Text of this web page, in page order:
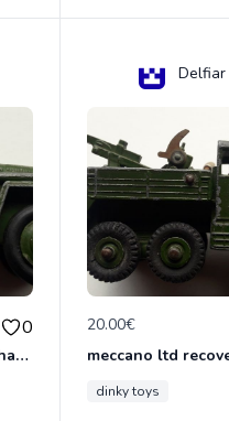
0
meccano ltd austin champ N°674
Delfiar
20.00€
dinky toys